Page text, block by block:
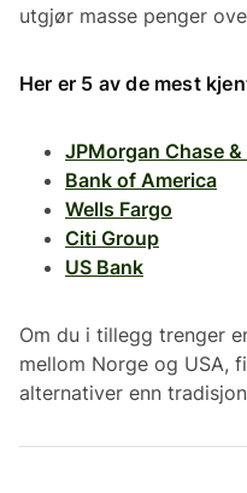
utgjør masse penger
Her er 5 av de mest
JPMorgan Chase &
Bank of America
Wells Fargo
Citi Group
US Bank
Om du i tillegg trenger
mellom Norge og USA,
alternativer enn